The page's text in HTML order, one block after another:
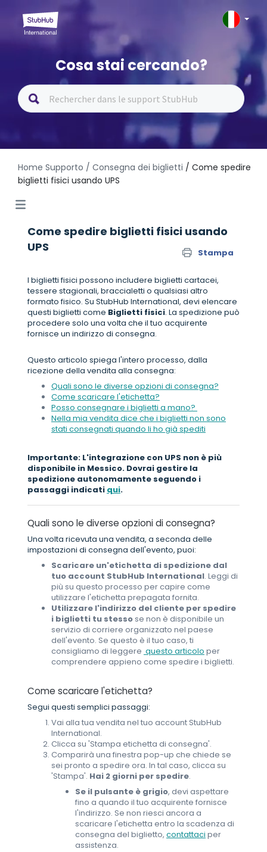
Cosa stai cercando?
Home Supporto / Consegna dei biglietti / Come spedire
biglietti fisici usando UPS
Come spedire biglietti fisici usando
UPS
Stampa
I biglietti fisici possono includere biglietti cartacei,
tessere stagionali, braccialetti o qualsiasi altro
formato fisico. Su StubHub International, devi elencare
questi biglietti come Biglietti fisici. La spedizione può
procedere solo una volta che il tuo acquirente
fornisce un indirizzo di consegna.
Questo articolo spiega l'intero processo, dalla
ricezione della vendita alla consegna:
Quali sono le diverse opzioni di consegna?
Come scaricare l'etichetta?
Posso consegnare i biglietti a mano?
Nella mia vendita dice che i biglietti non sono
stati consegnati quando li ho già spediti
Importante: L'integrazione con UPS non è più
disponibile in Messico. Dovrai gestire la
spedizione autonomamente seguendo i
passaggi indicati qui.
Quali sono le diverse opzioni di consegna?
Una volta ricevuta una vendita, a seconda delle
impostazioni di consegna dell'evento, puoi:
Scaricare un'etichetta di spedizione dal
tuo account StubHub International. Leggi di
più su questo processo per capire come
utilizzare l'etichetta prepagata fornita.
Utilizzare l'indirizzo del cliente per spedire
i biglietti tu stesso se non è disponibile un
servizio di corriere organizzato nel paese
dell'evento. Se questo è il tuo caso, ti
consigliamo di leggere questo articolo per
comprendere appieno come spedire i biglietti.
Come scaricare l'etichetta?
Segui questi semplici passaggi:
Vai alla tua vendita nel tuo account StubHub
International.
Clicca su 'Stampa etichetta di consegna'.
Comparirà una finestra pop-up che chiede se
sei pronto a spedire ora. In tal caso, clicca su
'Stampa'. Hai 2 giorni per spedire.
Se il pulsante è grigio, devi aspettare
fino a quando il tuo acquirente fornisce
l'indirizzo. Se non riesci ancora a
scaricare l'etichetta entro la scadenza di
consegna del biglietto, contattaci per
assistenza.